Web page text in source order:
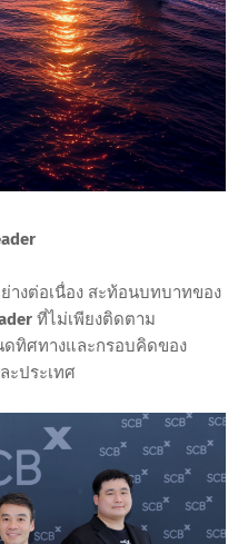
างต่อเนื่อง สะท้อนบทบาทของ
ที่ไม่เพียงติดตาม
ดทิศทางและกรอบคิดของ
ะประเทศ